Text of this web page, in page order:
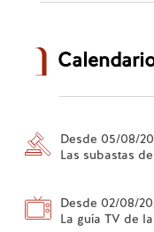
Desde 05/08/
Las subastas
Desde 02/08/
La guía TV de